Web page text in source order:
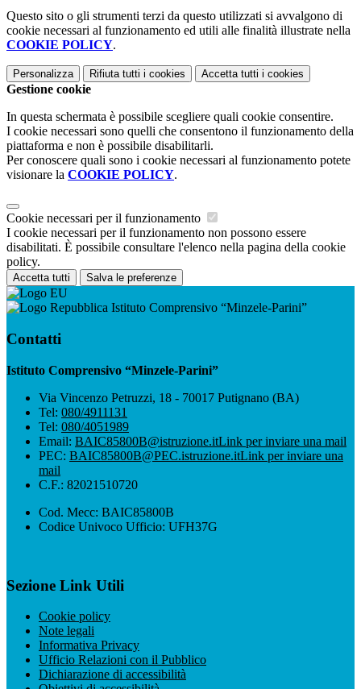
Questo sito o gli strumenti terzi da questo utilizzati si avvalgono di
cookie necessari al funzionamento ed utili alle finalità illustrate nella
COOKIE POLICY.
Personalizza Rifiuta tutti i cookies Accetta tutti i cookies
Gestione cookie
In questa schermata è possibile scegliere quali cookie consentire.
I cookie necessari sono quelli che consentono il funzionamento della
piattaforma e non è possibile disabilitarli.
Per conoscere quali sono i cookie necessari al funzionamento potete
visionare la COOKIE POLICY.
Cookie necessari per il funzionamento
I cookie necessari per il funzionamento non possono essere
disabilitati. È possibile consultare l'elenco nella pagina della cookie
policy.
Accetta tutti Salva le preferenze
Istituto Comprensivo “Minzele-Parini”
Contatti
Istituto Comprensivo “Minzele-Parini”
Via Vincenzo Petruzzi, 18 - 70017 Putignano (BA)
Tel: 080/4911131
Tel: 080/4051989
Email: BAIC85800B@istruzione.itLink per inviare una mail
PEC: BAIC85800B@PEC.istruzione.itLink per inviare una
mail
C.F.: 82021510720
Cod. Mecc: BAIC85800B
Codice Univoco Ufficio: UFH37G
Sezione Link Utili
Cookie policy
Note legali
Informativa Privacy
Ufficio Relazioni con il Pubblico
Dichiarazione di accessibilità